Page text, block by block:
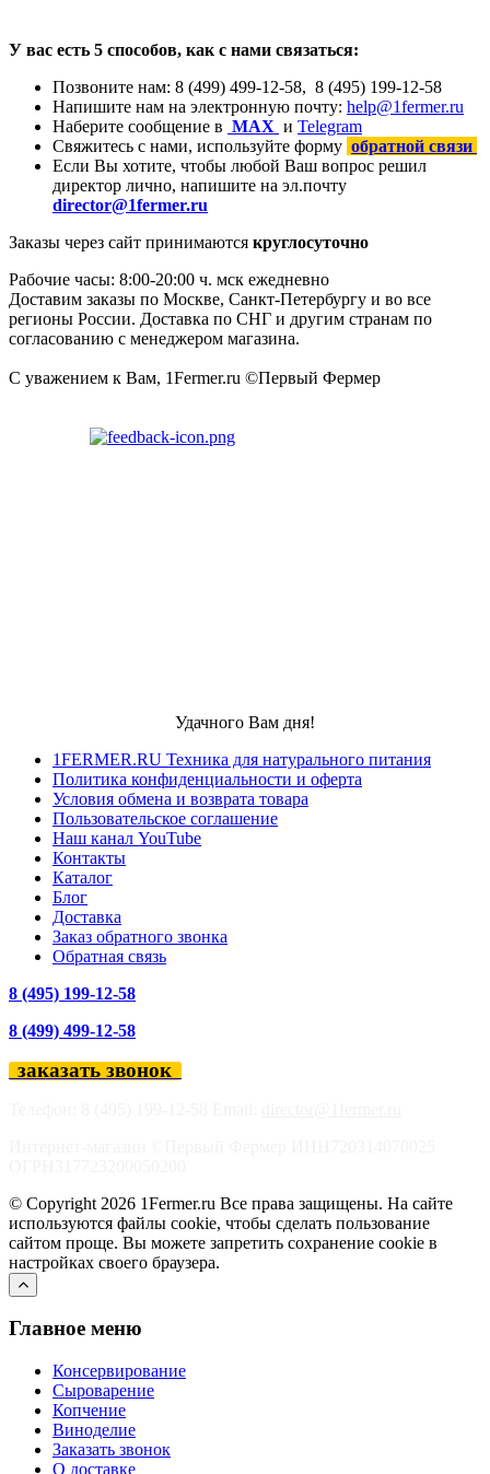
У вас есть 5 способов, как с нами связаться:
Позвоните нам: 8 (499) 499-12-58, 8 (495) 199-12-58
Напишите нам на электронную почту: help@1fermer.ru
Наберите сообщение в МАХ и Telegram
Свяжитесь с нами, используйте форму обратной связи
Если Вы хотите, чтобы любой Ваш вопрос решил
директор лично, напишите на эл.почту
director@1fermer.ru
Заказы через сайт принимаются круглосуточно
Рабочие часы: 8:00-20:00 ч. мск ежедневно
Доставим заказы по Москве, Санкт-Петербургу и во все
регионы России. Доставка по СНГ и другим странам по
согласованию с менеджером магазина.
С уважением к Вам, 1Fermer.ru ©Первый Фермер
Удачного Вам дня!
1FERMER.RU Техника для натурального питания
Политика конфиденциальности и оферта
Условия обмена и возврата товара
Пользовательское соглашение
Наш канал YouTube
Контакты
Каталог
Блог
Доставка
Заказ обратного звонка
Обратная связь
8 (495) 199-12-58
8 (499) 499-12-58
заказать звонок
© Copyright 2026 1Fermer.ru Все права защищены. На сайте
используются файлы cookie, чтобы сделать пользование
сайтом проще. Вы можете запретить сохранение cookie в
настройках своего браузера.
Главное меню
Консервирование
Сыроварение
Копчение
Виноделие
Заказать звонок
О доставке